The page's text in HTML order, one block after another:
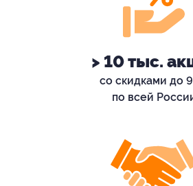
> 10 тыс.
со скидками до
по всей